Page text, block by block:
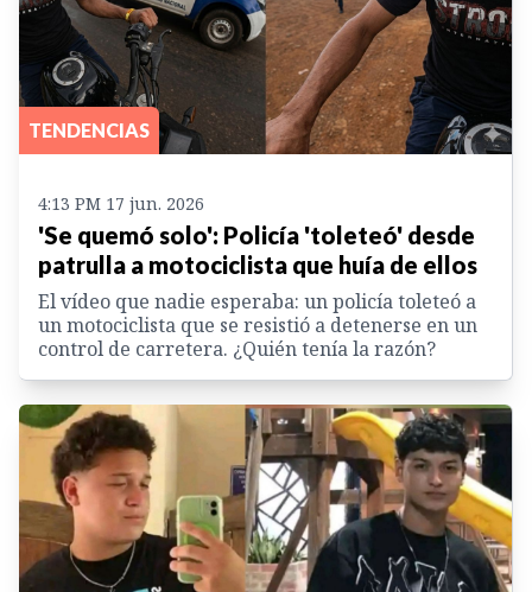
TENDENCIAS
4:13 PM 17 jun. 2026
'Se quemó solo': Policía 'toleteó' desde
patrulla a motociclista que huía de ellos
El vídeo que nadie esperaba: un policía toleteó a
un motociclista que se resistió a detenerse en un
control de carretera. ¿Quién tenía la razón?